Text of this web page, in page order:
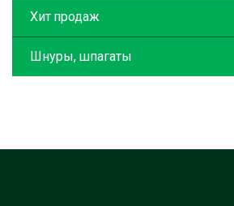
Хит продаж
Шнуры, шпагаты